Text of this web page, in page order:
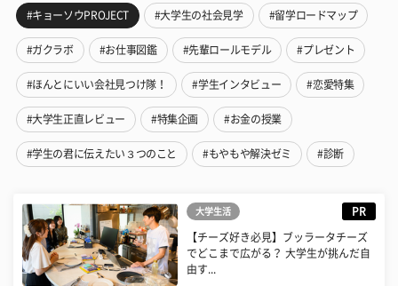
#キョーソウPROJECT #大学生の社会見学 #留学ロードマップ
#ガクラボ #お仕事図鑑 #先輩ロールモデル #プレゼント
#ほんとにいい会社見つけ隊！ #学生インタビュー #恋愛特集
#大学生正直レビュー #特集企画 #お金の授業
#学生の君に伝えたい３つのこと #もやもや解決ゼミ #診断
大学生活 PR
【チーズ好き必見】ブッラータチーズ
でどこまで広がる？ 大学生が挑んだ自
由す...